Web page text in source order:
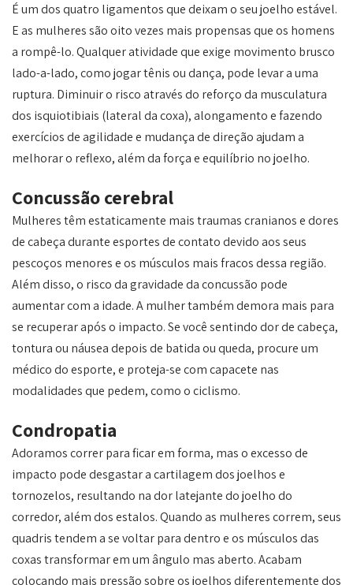
É um dos quatro ligamentos que deixam o seu joelho estável.
E as mulheres são oito vezes mais propensas que os homens
a rompê-lo. Qualquer atividade que exige movimento brusco
lado-a-lado, como jogar tênis ou dança, pode levar a uma
ruptura. Diminuir o risco através do reforço da musculatura
dos isquiotibiais (lateral da coxa), alongamento e fazendo
exercícios de agilidade e mudança de direção ajudam a
melhorar o reflexo, além da força e equilíbrio no joelho.
Concussão cerebral
Mulheres têm estaticamente mais traumas cranianos e dores
de cabeça durante esportes de contato devido aos seus
pescoços menores e os músculos mais fracos dessa região.
Além disso, o risco da gravidade da concussão pode
aumentar com a idade. A mulher também demora mais para
se recuperar após o impacto. Se você sentindo dor de cabeça,
tontura ou náusea depois de batida ou queda, procure um
médico do esporte, e proteja-se com capacete nas
modalidades que pedem, como o ciclismo.
Condropatia
Adoramos correr para ficar em forma, mas o excesso de
impacto pode desgastar a cartilagem dos joelhos e
tornozelos, resultando na dor latejante do joelho do
corredor, além dos estalos. Quando as mulheres correm, seus
quadris tendem a se voltar para dentro e os músculos das
coxas transformar em um ângulo mas aberto. Acabam
colocando mais pressão sobre os joelhos diferentemente dos